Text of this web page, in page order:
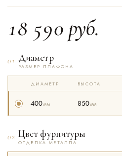
18 590 руб.
01 Диаметр
РАЗМЕР ПЛАФОНА
ДИАМЕТР ВЫСОТА
400мм 850мм
02 Цвет фурнитуры
ОТДЕЛКА МЕТАЛЛА